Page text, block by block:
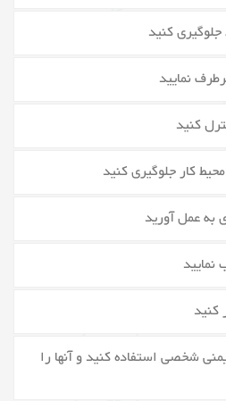
کنید
نمایید
کنید
کار جلوگیری کنید
به عمل آورید
کنید
شخصی استفاده کنید و آنها را